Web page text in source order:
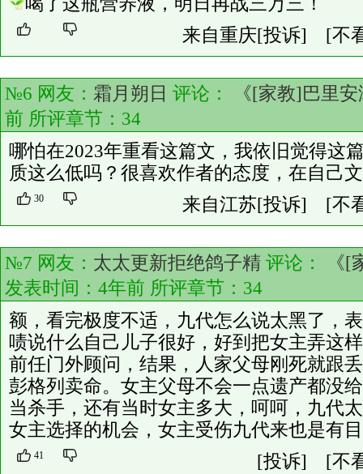
来自重庆[投诉] [不
№6 网友： 霜月朔日 评论：
《[家教]巴里
前 所评章节： 34
哪怕在2023年重看这篇文，我依旧觉得这
质这么低吗？很喜欢作者的态度，在自己
30 来自江苏[投诉] [不
№7 网友： 太太更新拒绝鸽子精 评论：
《
发表时间：4年前 所评章节： 34
额，看完极度不适，九代怎么说太黑了，
啧说什么自己儿子很好，好到把女主弄这
前任门外顾问，结果，人家父母刚死就跟
彭格列卖命。女主父母不会一点遗产都没
当杀手，还有当时女主多大，呵呵，九代
女主选择的机会，女主受伤九代来也是有
41 [投诉] [不